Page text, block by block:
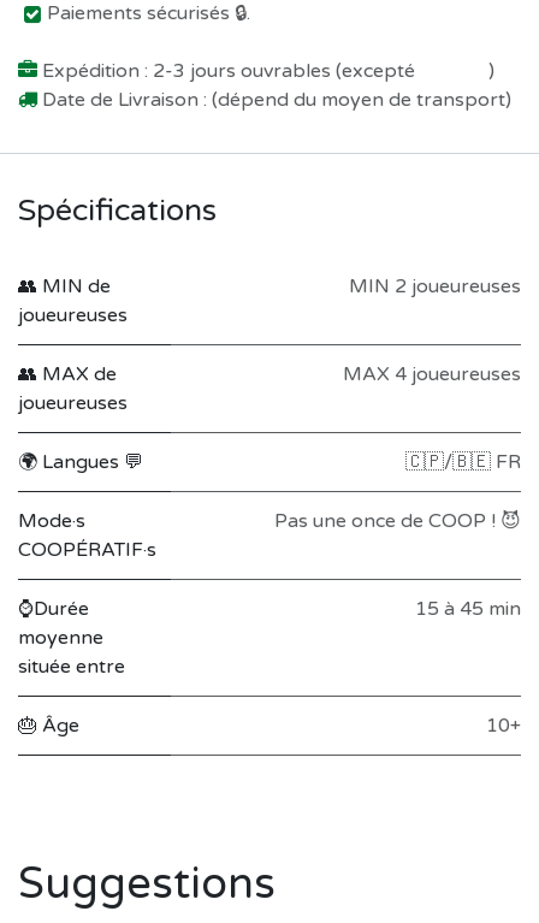
Paiements sécurisés 🔒.
Expédition : 2-3 jours ouvrables (excepté
)
Date de Livraison : (dépend du moyen de transport)
Spécifications
👥 MIN de
joueureuses
MIN 2 joueureuses
👥 MAX de
joueureuses
MAX 4 joueureuses
🌍 Langues 💬 🇨🇵/🇧🇪 FR
Mode·s
COOPÉRATIF·s
Pas une once de COOP ! 😈
⌚Durée
moyenne
située entre
15 à 45 min
🎂 Âge 10+
Suggestions